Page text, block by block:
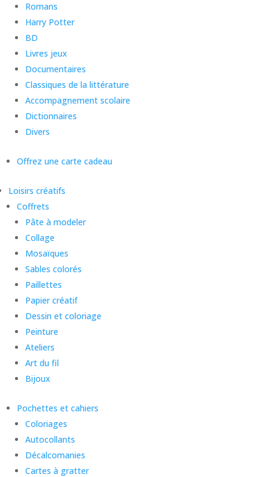
Romans
Harry Potter
BD
Livres jeux
Documentaires
Classiques de la littérature
Accompagnement scolaire
Dictionnaires
Divers
Offrez une carte cadeau
Loisirs créatifs
Coffrets
Pâte à modeler
Collage
Mosaïques
Sables colorés
Paillettes
Papier créatif
Dessin et coloriage
Peinture
Ateliers
Art du fil
Bijoux
Pochettes et cahiers
Coloriages
Autocollants
Décalcomanies
Cartes à gratter